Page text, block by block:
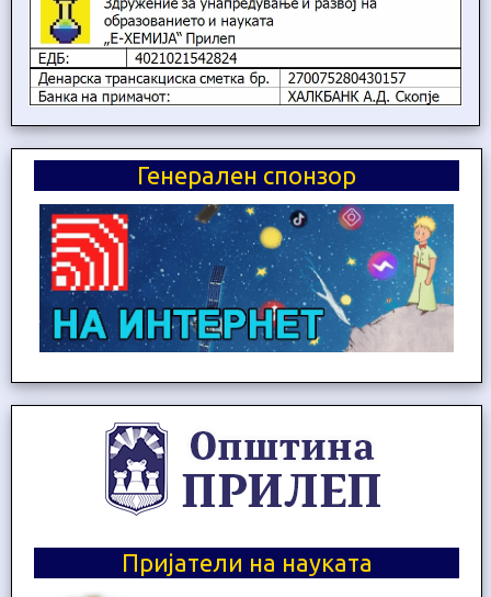
Генерален спонзор
Пријатели на науката